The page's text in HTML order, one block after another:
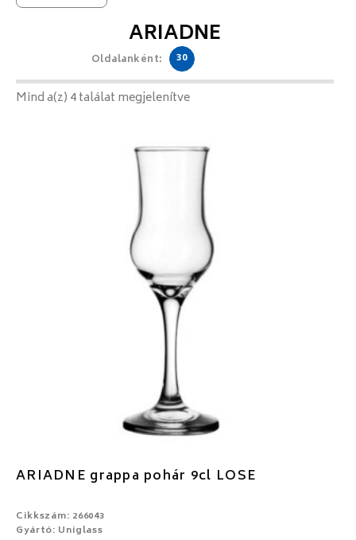
ARIADNE
Oldalanként: 30
Mind a(z) 4 találat megjelenítve
ARIADNE grappa pohár 9cl LOSE
Cikkszám: 266043
Gyártó: Uniglass